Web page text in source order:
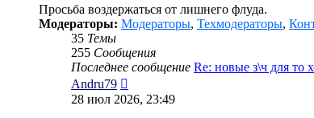
Просьба воздержаться от лишнего флуда.
Модераторы: Модераторы, Техмодераторы,
35 Темы
255 Сообщения
Последнее сообщение Re: новые з\ч для то
Andru79
к
последнему
28 июл 2026, 23:49